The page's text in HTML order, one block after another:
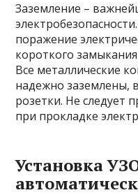
Заземление –
поражение
короткого
Все металлические
надежно заземлены,
розетки. Не следует
при прокладке
Установка